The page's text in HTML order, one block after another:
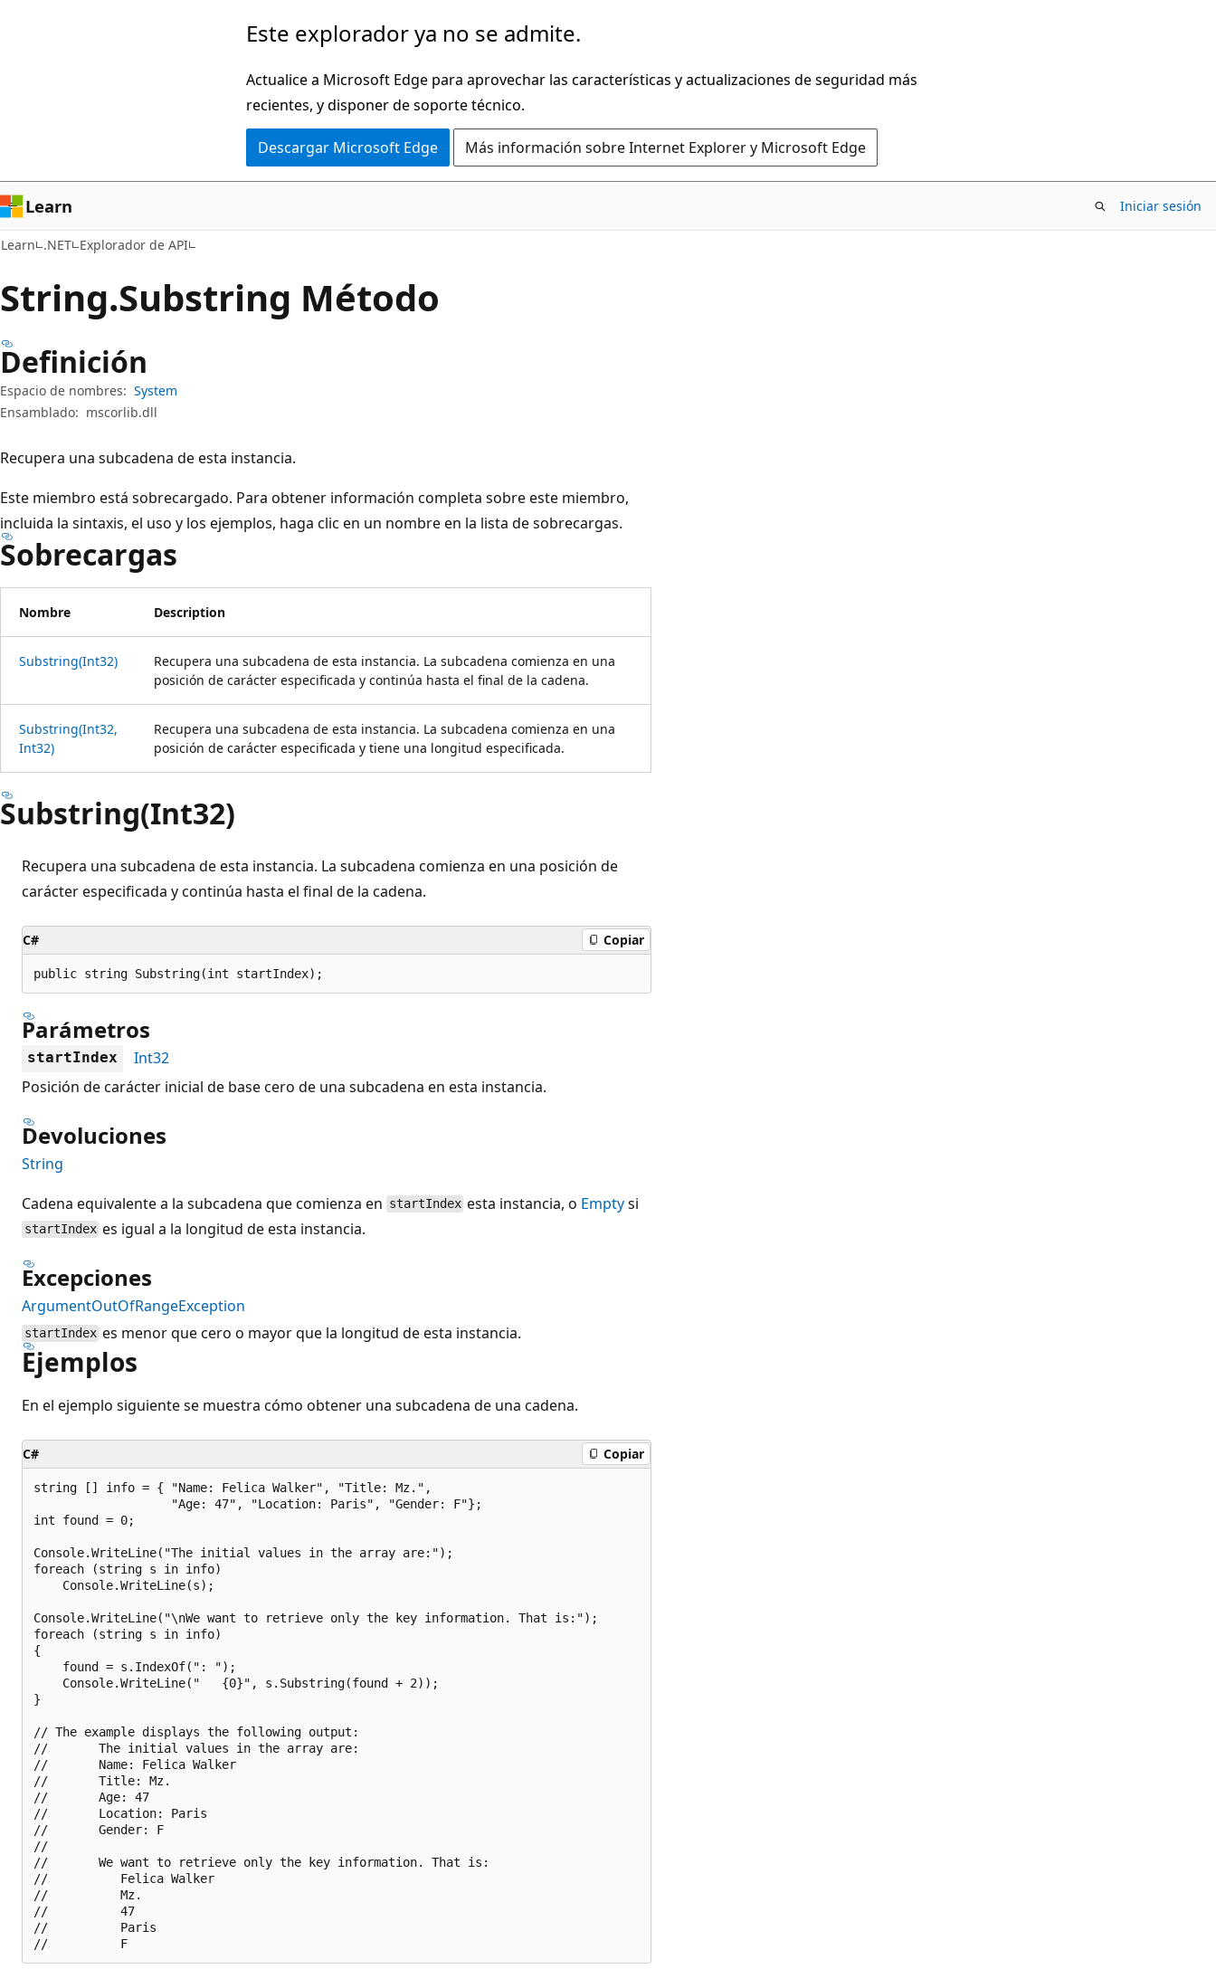
página
Este explorador ya no se admite.
Actualice a Microsoft Edge para aprovechar las características y actualizaciones de seguridad más
recientes, y disponer de soporte técnico.
Descargar Microsoft Edge Más información sobre Internet Explorer y Microsoft Edge
Learn Iniciar sesión
Learn .NET Explorador de API
String.Substring Método
Definición
Espacio de nombres: System
Ensamblado: mscorlib.dll
Recupera una subcadena de esta instancia.
Este miembro está sobrecargado. Para obtener información completa sobre este miembro,
incluida la sintaxis, el uso y los ejemplos, haga clic en un nombre en la lista de sobrecargas.
Sobrecargas
Nombre Description
Substring(Int32)
Recupera una subcadena de esta instancia. La subcadena comienza en una
posición de carácter especificada y continúa hasta el final de la cadena.
Substring(Int32,
Int32)
Recupera una subcadena de esta instancia. La subcadena comienza en una
posición de carácter especificada y tiene una longitud especificada.
Substring(Int32)
Recupera una subcadena de esta instancia. La subcadena comienza en una posición de
carácter especificada y continúa hasta el final de la cadena.
C# Copiar
public string Substring(int startIndex);
Parámetros
startIndex
Int32
Posición de carácter inicial de base cero de una subcadena en esta instancia.
Devoluciones
String
Cadena equivalente a la subcadena que comienza en startIndex esta instancia, o Emptysi
startIndex es igual a la longitud de esta instancia.
Excepciones
ArgumentOutOfRangeException
startIndex es menor que cero o mayor que la longitud de esta instancia.
Ejemplos
En el ejemplo siguiente se muestra cómo obtener una subcadena de una cadena.
C# Copiar
string [] info = { "Name: Felica Walker", "Title: Mz.",
                   "Age: 47", "Location: Paris", "Gender: F"};
int found = 0;
Console.WriteLine("The initial values in the array are:");
foreach (string s in info)
    Console.WriteLine(s);
Console.WriteLine("\nWe want to retrieve only the key information. That is:");
foreach (string s in info)
{
    found = s.IndexOf(": ");
    Console.WriteLine("   {0}", s.Substring(found + 2));
}
// The example displays the following output:
//       The initial values in the array are:
//       Name: Felica Walker
//       Title: Mz.
//       Age: 47
//       Location: Paris
//       Gender: F
//
//       We want to retrieve only the key information. That is:
//          Felica Walker
//          Mz.
//          47
//          Paris